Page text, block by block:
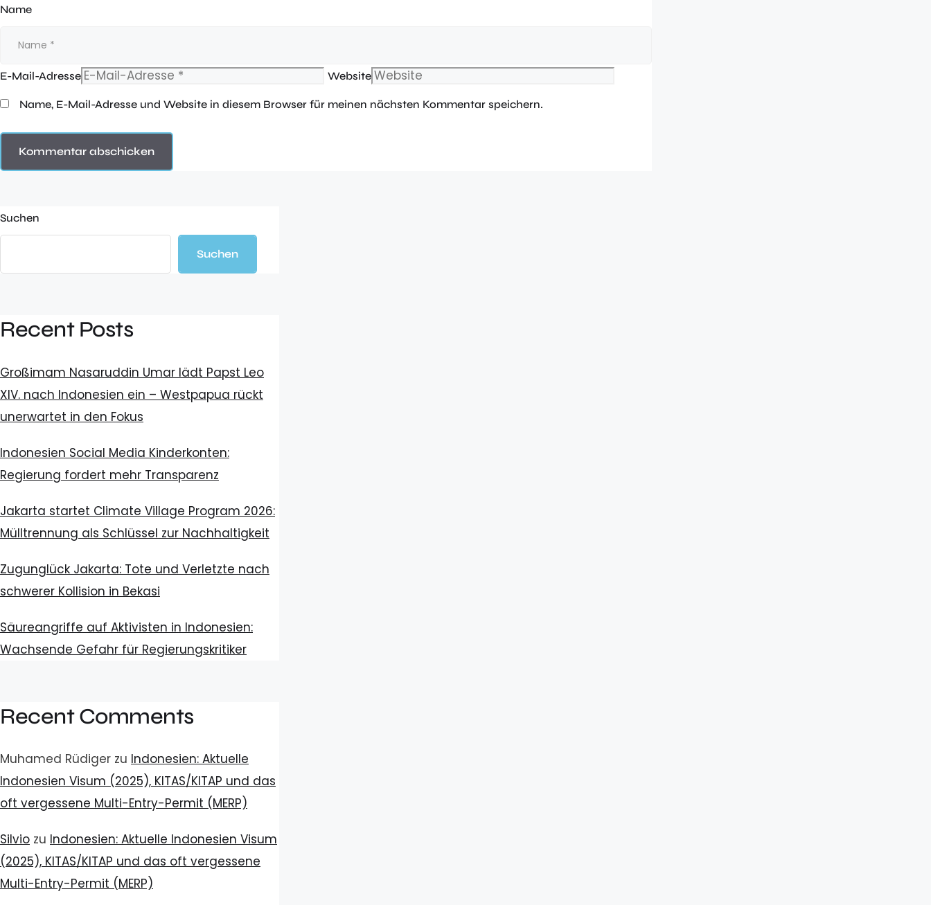
Name
E-Mail-Adresse Website
Name, E-Mail-Adresse und Website in diesem Browser für meinen nächsten Kommentar speichern.
Suchen
Suchen
Recent Posts
Großimam Nasaruddin Umar lädt Papst Leo
XIV. nach Indonesien ein – Westpapua rückt
unerwartet in den Fokus
Indonesien Social Media Kinderkonten:
Regierung fordert mehr Transparenz
Jakarta startet Climate Village Program 2026:
Mülltrennung als Schlüssel zur Nachhaltigkeit
Zugunglück Jakarta: Tote und Verletzte nach
schwerer Kollision in Bekasi
Säureangriffe auf Aktivisten in Indonesien:
Wachsende Gefahr für Regierungskritiker
Recent Comments
Muhamed Rüdiger zu Indonesien: Aktuelle
Indonesien Visum (2025), KITAS/KITAP und das
oft vergessene Multi-Entry-Permit (MERP)
Silvio zu Indonesien: Aktuelle Indonesien Visum
(2025), KITAS/KITAP und das oft vergessene
Multi-Entry-Permit (MERP)